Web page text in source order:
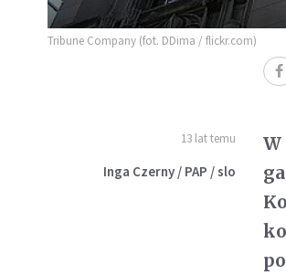
Tribune Company (fot. DDima / flickr.com)
13 lat temu
Inga Czerny / PAP / slo